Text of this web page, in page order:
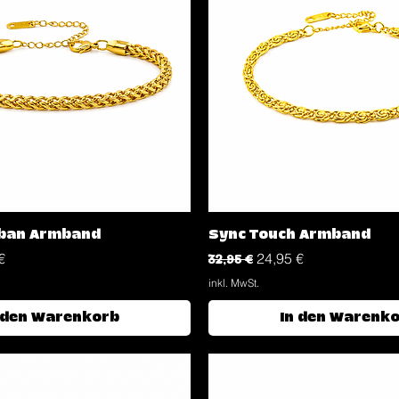
Schnellansicht
Armband
Warenkorb
Schnellansicht
Sync Touch Armband
Standardpreis
32,95 € Sale-Preis
24,95 €
inkl. MwSt.
In den